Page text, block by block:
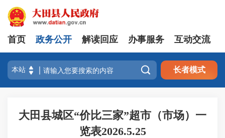
首页 政务公开 解读回应 办事服务 互动交流
 长者模式
大田县城区“价比三家”超市（市场）一
览表2026.5.25